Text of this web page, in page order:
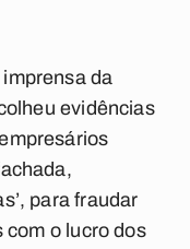
da
evidências
para fraudar
com o lucro dos